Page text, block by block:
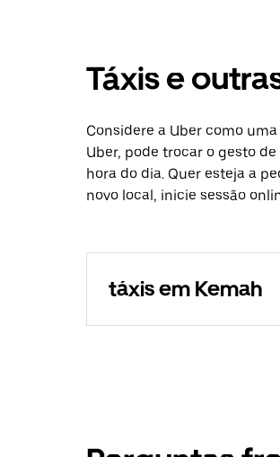
Táxis e
Considere a Uber como
Uber, pode trocar o gesto
hora do dia. Quer esteja a
novo local, inicie sessão
táxis em Kemah